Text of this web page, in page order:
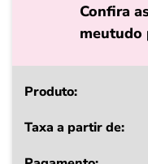
Confira
meutudo
Produto